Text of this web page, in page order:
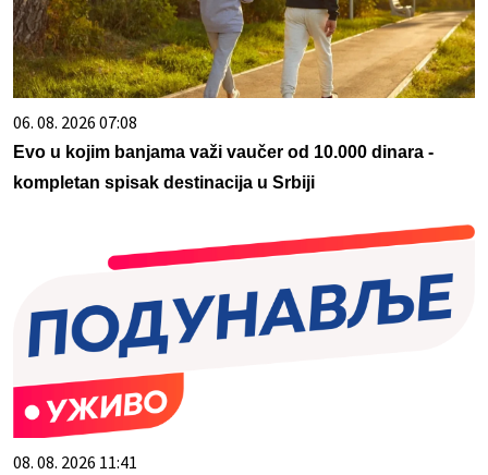
06. 08. 2026 07:08
Evo u kojim banjama važi vaučer od 10.000 dinara -
kompletan spisak destinacija u Srbiji
08. 08. 2026 11:41